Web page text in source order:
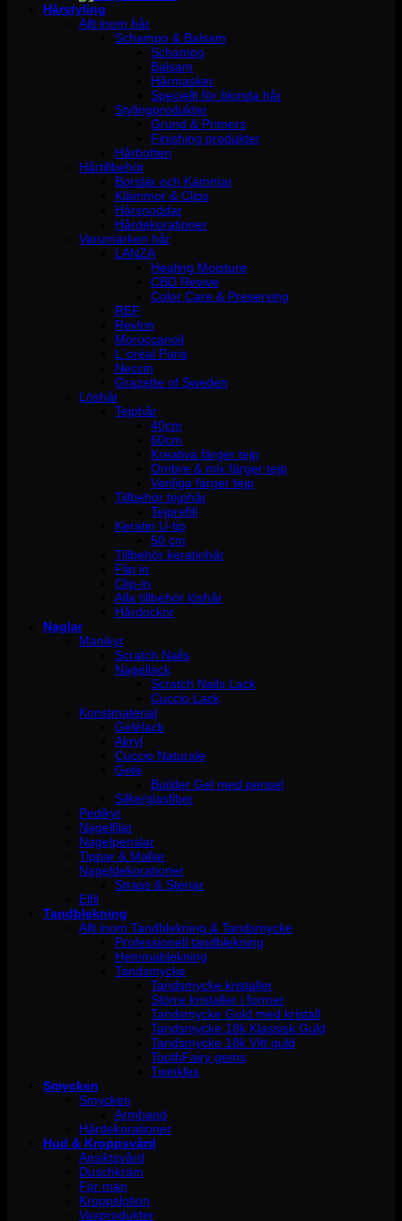
Hårstyling
Allt inom hår
Schampo & Balsam
Schampo
Balsam
Hårmasker
Speciellt för blonda hår
Stylingprodukter
Grund & Primers
Finishing produkter
Hårbotten
Hårtillbehör
Borstar och Kammar
Klämmor & Clips
Hårsnoddar
Hårdekorationer
Varumärken hår
LANZA
Healing Moisture
CBD Revive
Color Care & Preserving
REF
Revlon
Moroccanoil
L´oréal Paris
Neccin
Grazette of Sweden
Löshår
Tejphår
40cm
60cm
Kreativa färger tejp
Ombre & mix färger tejp
Vanliga färger tejp
Tillbehör tejphår
Tejprefill
Keratin U-tip
50 cm
Tillbehör keratinhår
Flip in
Clip-in
Alla tillbehör löshår
Hårdockor
Naglar
Manikyr
Scratch Nails
Nagellack
Scratch Nails Lack
Cuccio Lack
Konstmaterial
Gelélack
Akryl
Cuccio Naturale
Gelé
Builder Gel med pensel
Silke/glasfiber
Pedikyr
Nagelfilar
Nagelpenslar
Tippar & Mallar
Nageldekorationer
Strass & Stenar
Elfil
Tandblekning
Allt inom Tandblekning & Tandsmycke
Professionell tandblekning
Hemmablekning
Tandsmycke
Tandsmycke kristaller
Större kristaller i former
Tandsmycke Guld med kristall
Tandsmycke 18k Klassisk Guld
Tandsmycke 18k Vitt guld
ToothFairy gems
Twinkles
Smycken
Smycken
Armband
Hårdekorationer
Hud & Kroppsvård
Ansiktsvård
Duschkräm
För män
Kroppslotion
Vaxprodukter